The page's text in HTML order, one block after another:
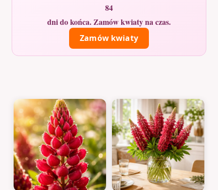
84
dni do końca. Zamów kwiaty na czas.
Zamów kwiaty